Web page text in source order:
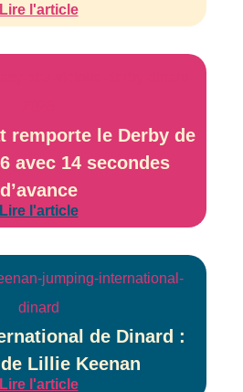
Lire l'article
remporte le Derby de
avec 14 secondes
d’avance
Lire l'article
de Dinard :
Lillie Keenan
Lire l'article